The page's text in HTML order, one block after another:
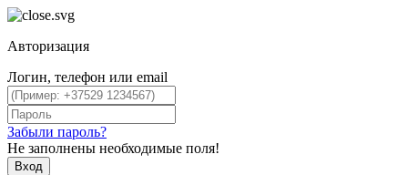
Авторизация
Логин, телефон или email
Забыли пароль?
Не заполнены необходимые поля!
Вход